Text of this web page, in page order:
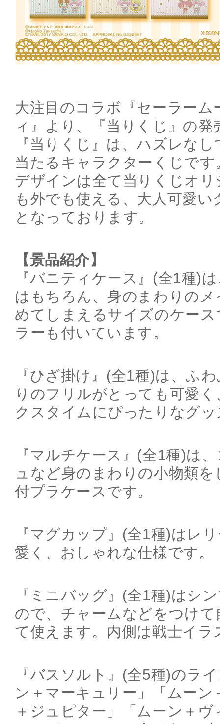
大注目のコラボ『セーラー
ィ』より、『当りくじ』の
『当りくじ』は、ハズレな
当たるキャラクターくじです
デザインは全て当りくじオ
も外でも使える、大人可愛
となっております。
【景品紹介】
『バニティケース』(全1種)
はもちろん、身のまわりの
めてしまえるサイズのケー
ラーも付いています。
『ひざ掛け』(全1種)は、ふ
りのフリルがとっても可愛
クスタイムにぴったりなグ
『マルチケース』(全1種)は
ュなど身のまわりの小物類
付プラケースです。
『マグカップ』(全1種)はレ
愛く、おしゃれな仕様です。
『ミニバッグ』(全1種)はシ
ので、チャームなどをつけ
て使えます。内側は戦士イラ
『バスソルト』(全5種)のラ
ン＋マーキュリー」「ムーン
＋ジュピター」「ムーン＋